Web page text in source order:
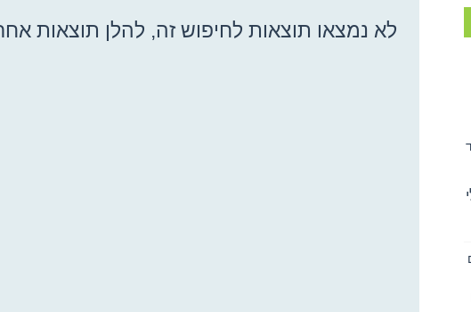
לא נמצאו תוצאות לחיפוש זה, להלן תוצאות